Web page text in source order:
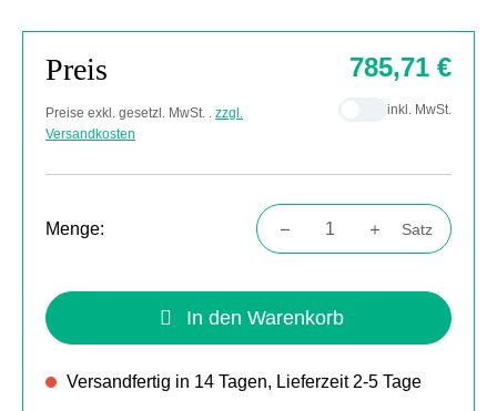
Preis
Preise exkl. gesetzl. MwSt. . zzgl.
Versandkosten
785,71 €
inkl. MwSt.
Menge:
Produkt Anzahl: Gib den gewünschten
Satz
In den Warenkorb
Versandfertig in 14 Tagen, Lieferzeit 2-5 Tage